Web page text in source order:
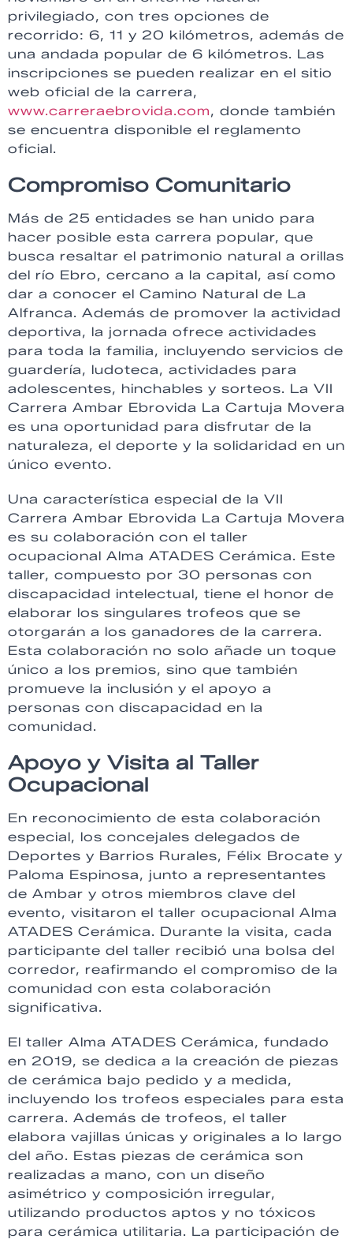
privilegiado, con tres opciones de
recorrido: 6, 11 y 20 kilómetros, además de
una andada popular de 6 kilómetros. Las
inscripciones se pueden realizar en el sitio
web oficial de la carrera,
www.carreraebrovida.com, donde también
se encuentra disponible el reglamento
oficial.
Compromiso Comunitario
Más de 25 entidades se han unido para
hacer posible esta carrera popular, que
busca resaltar el patrimonio natural a orillas
del río Ebro, cercano a la capital, así como
dar a conocer el Camino Natural de La
Alfranca. Además de promover la actividad
deportiva, la jornada ofrece actividades
para toda la familia, incluyendo servicios de
guardería, ludoteca, actividades para
adolescentes, hinchables y sorteos. La VII
Carrera Ambar Ebrovida La Cartuja Movera
es una oportunidad para disfrutar de la
naturaleza, el deporte y la solidaridad en un
único evento.
Una característica especial de la VII
Carrera Ambar Ebrovida La Cartuja Movera
es su colaboración con el taller
ocupacional Alma ATADES Cerámica. Este
taller, compuesto por 30 personas con
discapacidad intelectual, tiene el honor de
elaborar los singulares trofeos que se
otorgarán a los ganadores de la carrera.
Esta colaboración no solo añade un toque
único a los premios, sino que también
promueve la inclusión y el apoyo a
personas con discapacidad en la
comunidad.
Apoyo y Visita al Taller
Ocupacional
En reconocimiento de esta colaboración
especial, los concejales delegados de
Deportes y Barrios Rurales, Félix Brocate y
Paloma Espinosa, junto a representantes
de Ambar y otros miembros clave del
evento, visitaron el taller ocupacional Alma
ATADES Cerámica. Durante la visita, cada
participante del taller recibió una bolsa del
corredor, reafirmando el compromiso de la
comunidad con esta colaboración
significativa.
El taller Alma ATADES Cerámica, fundado
en 2019, se dedica a la creación de piezas
de cerámica bajo pedido y a medida,
incluyendo los trofeos especiales para esta
carrera. Además de trofeos, el taller
elabora vajillas únicas y originales a lo largo
del año. Estas piezas de cerámica son
realizadas a mano, con un diseño
asimétrico y composición irregular,
utilizando productos aptos y no tóxicos
para cerámica utilitaria. La participación de